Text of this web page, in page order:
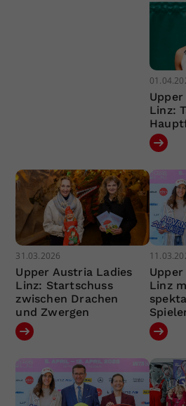
Linz:
31.03.2026
Upper Austria Ladies
Linz: Startschuss
zwischen Drachen
und Zwergen
Linz